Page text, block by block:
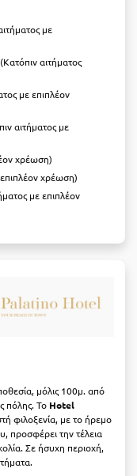
με
αιτήματος
με επιπλέον
αιτήματος με
χρέωση)
χρέωση)
με επιπλέον
μόλις 100μ. από
πόλης. Το Hotel
φιλοξενία, με το ήρεμο
προσφέρει την τέλεια
Σε ήσυχη περιοχή,